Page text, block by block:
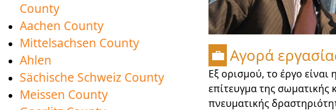
County
Aachen County
Mittelsachsen County
Ahlen
Sächische Schweiz County
Meissen County
💼 Αγορά
Εξ ορισμού, το έργο είναι
επίτευγμα της σωματικής
πνευματικής